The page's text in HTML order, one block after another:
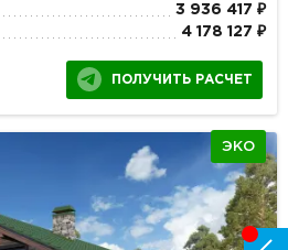
3 936 417 ₽
4 178 127 ₽
ПОЛУЧИТЬ РАСЧЕТ
ЭКО